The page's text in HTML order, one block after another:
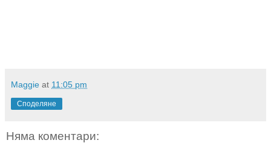
Maggie at 11:05 pm
Споделяне
Няма коментари: